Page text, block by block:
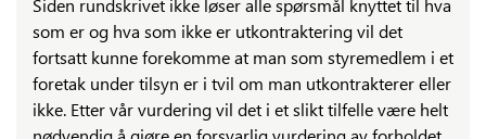
Siden rundskrivet ikke løser alle spørsmål knyttet til hva
som er og hva som ikke er utkontraktering vil det
fortsatt kunne forekomme at man som styremedlem i et
foretak under tilsyn er i tvil om man utkontrakterer eller
ikke. Etter vår vurdering vil det i et slikt tilfelle være helt